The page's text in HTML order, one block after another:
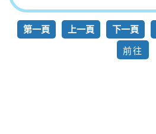
第一頁 上一頁 下一頁